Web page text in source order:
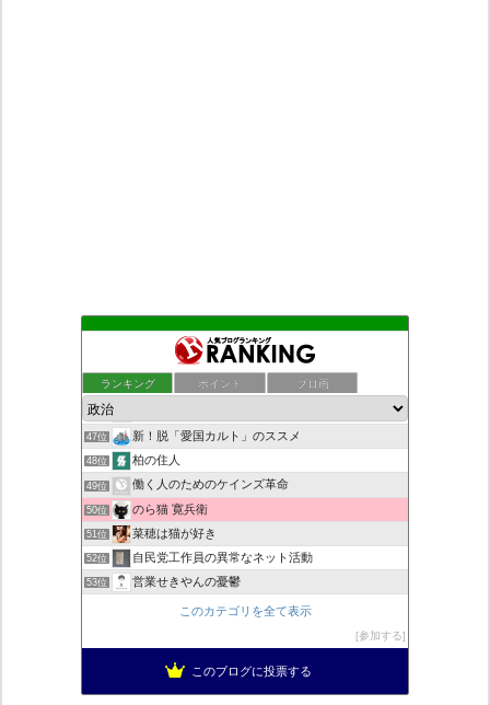
ランキング ポイント ブロ画
老子の道（万物の源）と徳 ＝大本神諭の一輪＋日月神示の神一厘
ついっちゃが速報
45位 デモや街宣のお供に！プラカード無料素材
46位
47位 新！脱「愛国カルト」のススメ
48位 柏の住人
49位 働く人のためのケインズ革命
50位 のら猫 寛兵衛
51位 菜穂は猫が好き
52位 自民党工作員の異常なネット活動
53位 営業せきやんの憂鬱
ネトウヨにゅーす。
鳳山雑記帳アメブロ版
このカテゴリを全て表示
参加する
このブログに投票する